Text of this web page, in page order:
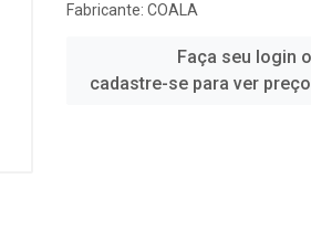
Fabricante: COALA
Faça seu login
cadastre-se para ver